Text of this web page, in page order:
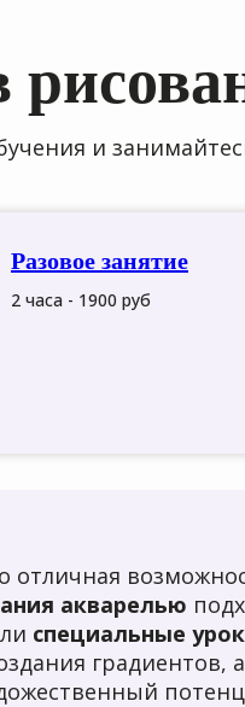
и
Разовое занятие
2 часа - 1900 руб
отличная
акварелью
специальные